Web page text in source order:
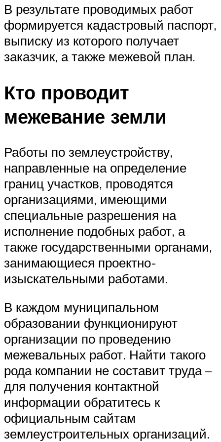
В результате проводимых работ
формируется кадастровый паспорт,
выписку из которого получает
заказчик, а также межевой план.
Кто проводит
межевание земли
Работы по землеустройству,
направленные на определение
границ участков, проводятся
организациями, имеющими
специальные разрешения на
исполнение подобных работ, а
также государственными органами,
занимающиеся проектно-
изыскательными работами.
В каждом муниципальном
образовании функционируют
организации по проведению
межевальных работ. Найти такого
рода компании не составит труда –
для получения контактной
информации обратитесь к
официальным сайтам
землеустроительных организаций.